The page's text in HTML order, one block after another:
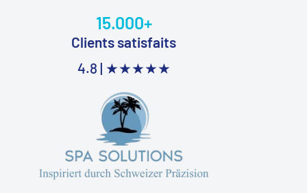
15.000+
Clients satisfaits
4.8 | ★★★★★